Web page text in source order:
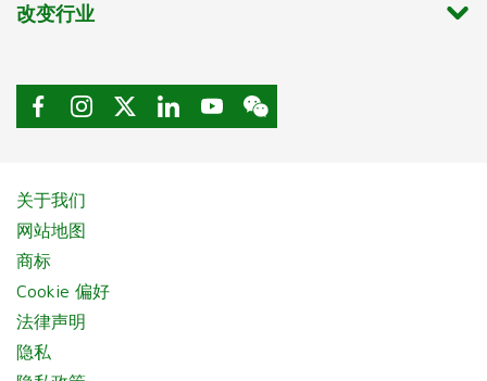
改变行业
关于我们
网站地图
商标
Cookie 偏好
法律声明
隐私